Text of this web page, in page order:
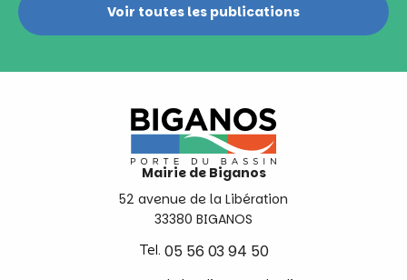
Voir toutes les publications
Mairie de Biganos
52 avenue de la Libération
33380 BIGANOS
Tel. 05 56 03 94 50